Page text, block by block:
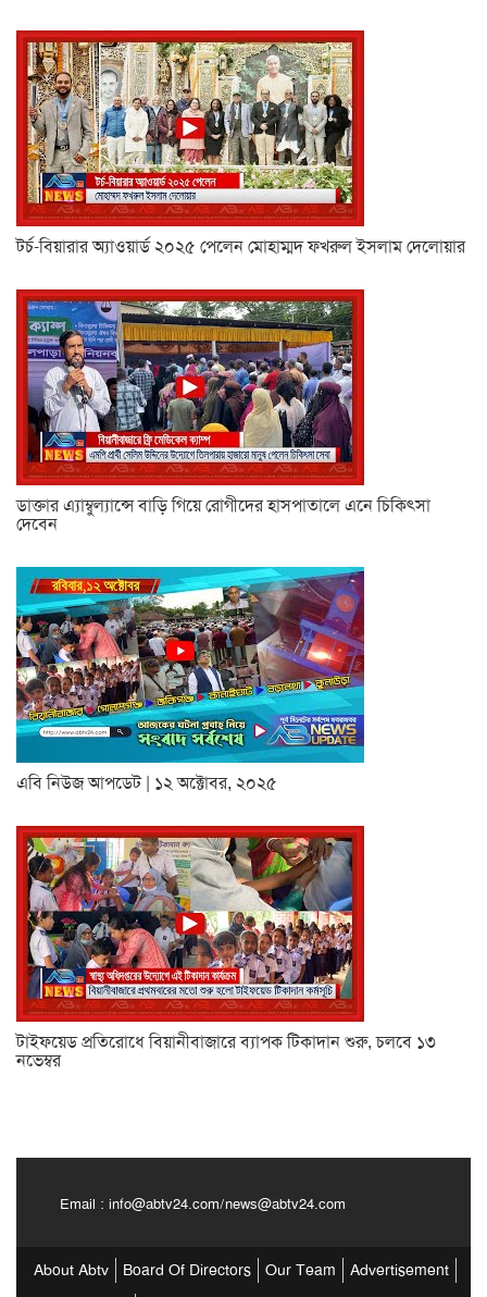
টর্চ-বিয়ারার অ্যাওয়ার্ড ২০২৫ পেলেন মোহাম্মদ ফখরুল ইসলাম দেলোয়ার
ডাক্তার এ্যাম্বুল্যান্সে বাড়ি গিয়ে রোগীদের হাসপাতালে এনে চিকিৎসা
দেবেন
এবি নিউজ আপডেট | ১২ অক্টোবর, ২০২৫
টাইফয়েড প্রতিরোধে বিয়ানীবাজারে ব্যাপক টিকাদান শুরু, চলবে ১৩
নভেম্বর
Email : info@abtv24.com/news@abtv24.com
About Abtv Board Of Directors Our Team
Advertisement